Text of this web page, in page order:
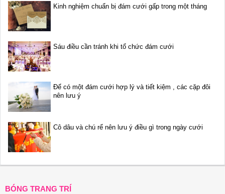
Kinh nghiệm chuẩn bị đám cưới gấp trong một tháng
Sáu điều cần tránh khi tổ chức đám cưới
Để có một đám cưới hợp lý và tiết kiệm , các cặp đôi
nên lưu ý
Cô dâu và chú rể nên lưu ý điều gì trong ngày cưới
BÓNG TRANG TRÍ